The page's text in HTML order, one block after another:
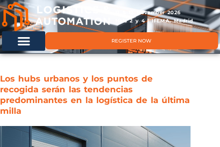
11 & 12 November 2026
Hals 2 y 4 | IFEMA, Madrid
REGISTER NOW
Los hubs urbanos y los puntos de
recogida serán las tendencias
predominantes en la logística de la última
milla